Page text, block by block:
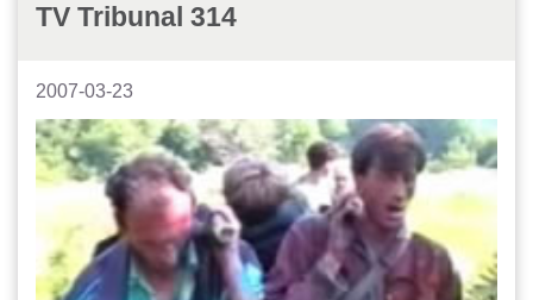
TV Tribunal 314
2007-03-23